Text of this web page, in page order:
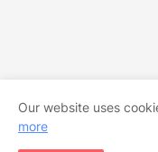
Our website uses
more